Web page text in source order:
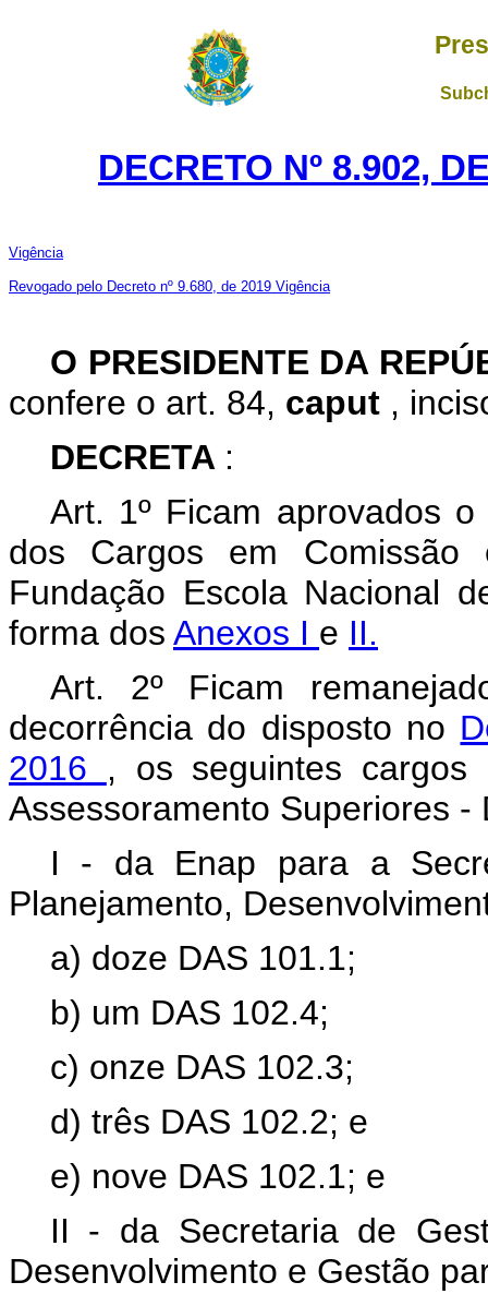
DECRETO Nº 8.902,
Vigência
Revogado pelo Decreto nº 9.680, de 2019 Vigência
O PRESIDENTE DA
confere o art. 84, caput ,
DECRETA :
Art. 1º Ficam aprovados
dos Cargos em
Fundação Escola Nacional
forma dos Anexos I e II.
Art. 2º Ficam
decorrência do disposto no
2016 , os seguintes
Assessoramento Superiores -
I - da Enap para a
Planejamento,
a) doze DAS 101.1;
b) um DAS 102.4;
c) onze DAS 102.3;
d) três DAS 102.2; e
e) nove DAS 102.1; e
II - da Secretaria de
Desenvolvimento e Gestão